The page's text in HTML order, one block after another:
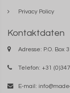
Privacy Policy
Kontaktdaten
Adresse: P.O. Box
Telefon: +31
E-mail: